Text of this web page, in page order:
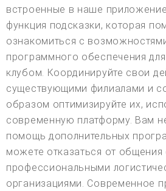
встроенные в наше
функция подсказки, которая
ознакомиться с
программного обеспечения
клубом. Координируйте свои
существующими филиалами и
образом оптимизируйте их,
современную платформу. Вам
помощь дополнительных
можете отказаться от общения
профессиональными
организациями. Современное